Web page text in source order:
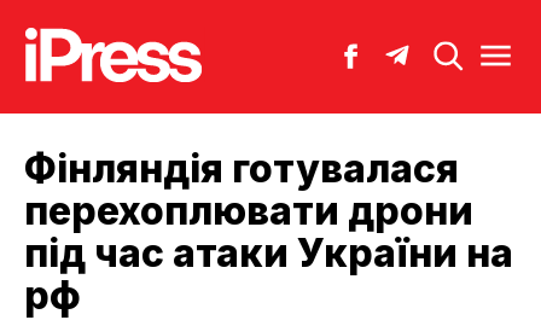
Фінляндія готувалася
перехоплювати дрони
під час атаки України на
рф